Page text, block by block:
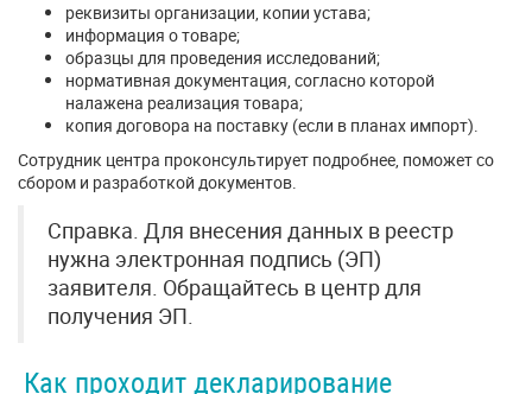
реквизиты организации, копии устава;
информация о товаре;
образцы для проведения исследований;
нормативная документация, согласно которой
налажена реализация товара;
копия договора на поставку (если в планах импорт).
Сотрудник центра проконсультирует подробнее, поможет со
сбором и разработкой документов.
Справка. Для внесения данных в реестр
нужна электронная подпись (ЭП)
заявителя. Обращайтесь в центр для
получения ЭП.
Как проходит декларирование